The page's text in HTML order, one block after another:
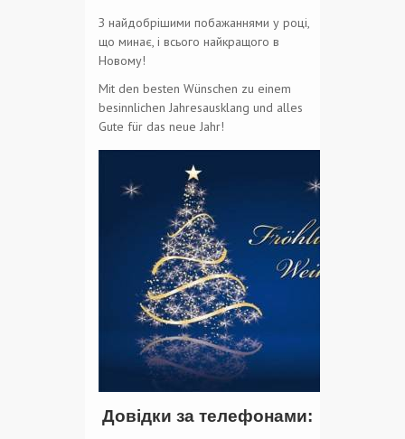
З найдобрішими побажаннями у році,
що минає, і всього найкращого в
Новому!
Mit den besten Wünschen zu einem
besinnlichen Jahresausklang und alles
Gute für das neue Jahr!
Довідки за телефонами: